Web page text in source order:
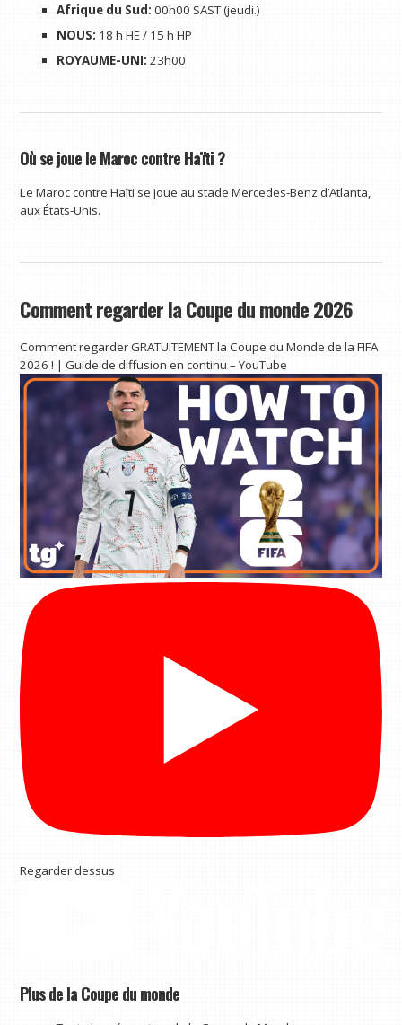
Afrique du Sud: 00h00 SAST (jeudi.)
NOUS: 18 h HE / 15 h HP
ROYAUME-UNI: 23h00
Où se joue le Maroc contre Haïti ?
Le Maroc contre Haïti se joue au stade Mercedes-Benz d’Atlanta,
aux États-Unis.
Comment regarder la Coupe du monde 2026
Comment regarder GRATUITEMENT la Coupe du Monde de la FIFA
2026 ! | Guide de diffusion en continu – YouTube
Regarder dessus
Plus de la Coupe du monde